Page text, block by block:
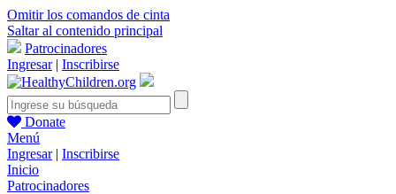
Omitir los comandos de cinta
Saltar al contenido principal
Patrocinadores
Ingresar| Inscribirse
Donate
Menú
Ingresar| Inscribirse
Inicio
Patrocinadores